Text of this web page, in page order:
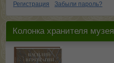
Регистрация
Забыли пароль?
Колонка хранителя музея